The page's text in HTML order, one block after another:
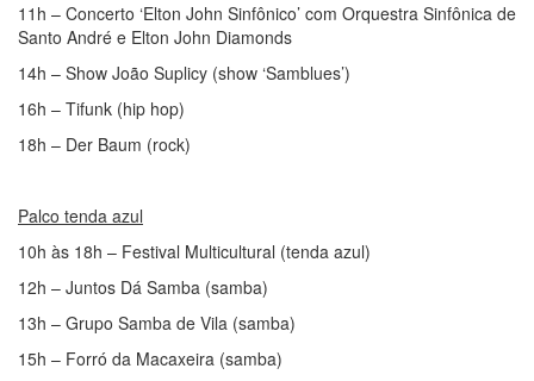
11h – Concerto ‘Elton John Sinfônico’ com Orquestra Sinfônica de
Santo André e Elton John Diamonds
14h – Show João Suplicy (show ‘Samblues’)
16h – Tifunk (hip hop)
18h – Der Baum (rock)
Palco tenda azul
10h às 18h – Festival Multicultural (tenda azul)
12h – Juntos Dá Samba (samba)
13h – Grupo Samba de Vila (samba)
15h – Forró da Macaxeira (samba)